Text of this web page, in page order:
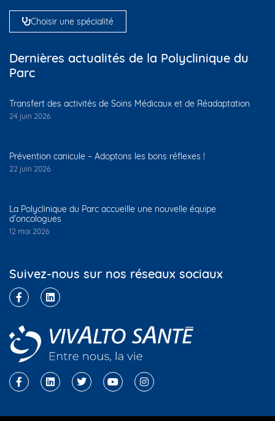
Choisir une spécialité
Dernières actualités de la Polyclinique du
Parc
Transfert des activités de Soins Médicaux et de Réadaptation
24 juin 2026
Prévention canicule – Adoptons les bons réflexes !
22 juin 2026
La Polyclinique du Parc accueille une nouvelle équipe
d’oncologues
12 mai 2026
Suivez-nous sur nos réseaux sociaux